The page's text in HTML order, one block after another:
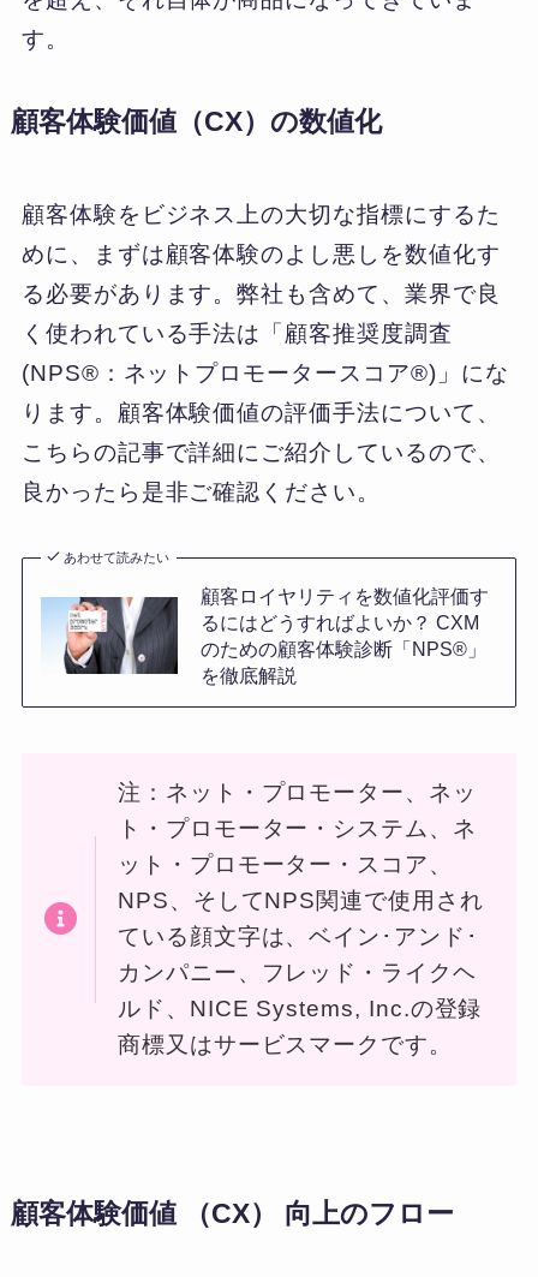
す。
顧客体験価値（CX）の数値化
顧客体験をビジネス上の大切な指標にするた
めに、まずは顧客体験のよし悪しを数値化す
る必要があります。弊社も含めて、業界で良
く使われている手法は「顧客推奨度調査
(NPS®：ネットプロモータースコア®)」にな
ります。顧客体験価値の評価手法について、
こちらの記事で詳細にご紹介しているので、
良かったら是非ご確認ください。
あわせて読みたい
顧客ロイヤリティを数値化評価す
るにはどうすればよいか？ CXM
のための顧客体験診断「NPS®」
を徹底解説
注：ネット・プロモーター、ネッ
ト・プロモーター・システム、ネ
ット・プロモーター・スコア、
NPS、そしてNPS関連で使用され
ている顔文字は、ベイン･アンド･
カンパニー、フレッド・ライクヘ
ルド、NICE Systems, Inc.の登録
商標又はサービスマークです。
顧客体験価値 （CX） 向上のフロー